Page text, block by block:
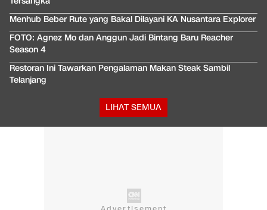
Menhub Beber Rute yang Bakal Dilayani KA Nusantara Explorer
FOTO: Agnez Mo dan Anggun Jadi Bintang Baru Reacher
Season 4
Restoran Ini Tawarkan Pengalaman Makan Steak Sambil
Telanjang
LIHAT SEMUA